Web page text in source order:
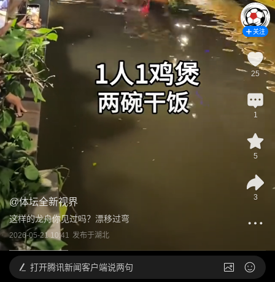
@体坛全新视界
这样的龙舟你见过吗？漂移过弯
2026-05-21 10:41 发布于湖北
关注
25
1
5
3
打开腾讯新闻客户端说两句